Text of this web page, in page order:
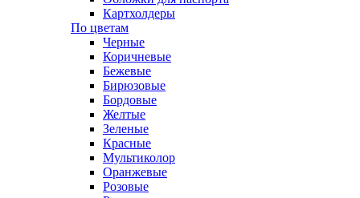
Картхолдеры
По цветам
Черные
Коричневые
Бежевые
Бирюзовые
Бордовые
Желтые
Зеленые
Красные
Мультиколор
Оранжевые
Розовые